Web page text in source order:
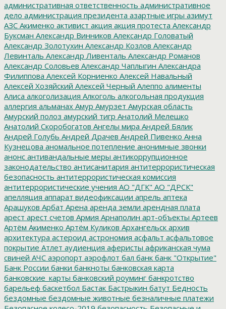
административная ответственность административное
дело администрация президента азартные игры азимут
АЗС Акименко активист акция акция протеста Александр
Буксман Александр Винников Александр Головатый
Александр Золотухин Александр Козлов Александр
Левинталь Александр Ливенталь Александр Романов
Александр Соловьев Александр Чаплыгин Александра
Филиппова Алексей Корниенко Алексей Навальный
Алексей Хозяйский Алексей Черный Алеппо алименты
Алиса алкоголизация Алкоголь алкогольная продукция
аллергия альманах Амур Амурзет Амурская область
Амурский полоз амурский тигр Анатолий Мелешко
Анатолий Скоробогатов Ангелы мира Андрей Бялик
Андрей Голубь Андрей Драчев Андрей Пивенко Анна
Кузнецова аномальное потепление анонимные звонки
анонс антивандальные меры антикоррупционное
законодательство антисанитария антитеррористическая
безопасность антитеррористическая комиссия
антитеррористические учения АО "ДГК" АО "ДРСК"
апелляция аппарат видеофиксации апрель аптека
Арашуков Арбат Арена аренда земли арендная плата
арест арест счетов Армия Арнаполин арт-объекты Артеев
Артём Акименко Артём Куликов Архангельск архив
архитектура астероид астрономия асфальт асфальтовое
покрытие Атлет аудиенция аферисты африканская чума
свиней АЧС аэропорт аэрофлот бал банк банк "Открытие"
Банк России банки банкноты банковская карта
банковские_карты банковский роуминг банкротство
барельеф баскетбол Бастак Бастрыкин батут Бедность
бездомные бездомные животные безналичные платежи